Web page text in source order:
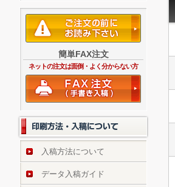
簡単FAX注文
ネットの注文は面倒・よく分からない方
入稿方法について
データ入稿ガイド